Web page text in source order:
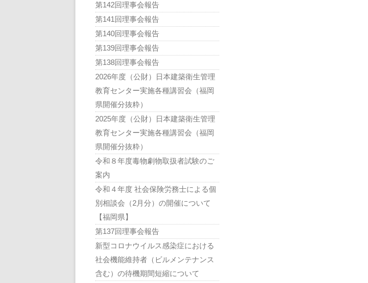
第142回理事会報告
第141回理事会報告
第140回理事会報告
第139回理事会報告
第138回理事会報告
2026年度（公財）日本建築衛生管理
教育センター実施各種講習会（福岡
県開催分抜粋）
2025年度（公財）日本建築衛生管理
教育センター実施各種講習会（福岡
県開催分抜粋）
令和８年度毒物劇物取扱者試験のご
案内
令和４年度 社会保険労務士による個
別相談会（2月分）の開催について
【福岡県】
第137回理事会報告
新型コロナウイルス感染症における
社会機能維持者（ビルメンテナンス
含む）の待機期間短縮について